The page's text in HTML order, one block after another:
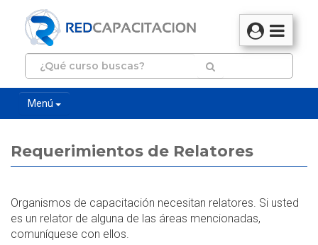
Menú
Requerimientos de Relatores
Organismos de capacitación necesitan relatores. Si usted
es un relator de alguna de las áreas mencionadas,
comuníquese con ellos.